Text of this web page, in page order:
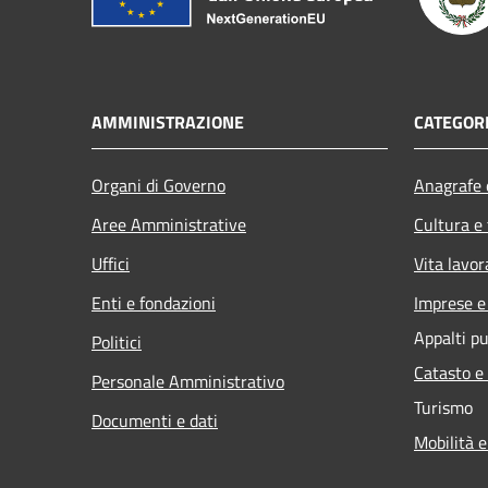
AMMINISTRAZIONE
Organi di Governo
Aree Amministrative
Uffici
Enti e fondazioni
Politici
Personale Amministrativo
Documenti e dati
Cultura
Vita
Imprese
Appalti
Catasto
Turismo
Mobilità